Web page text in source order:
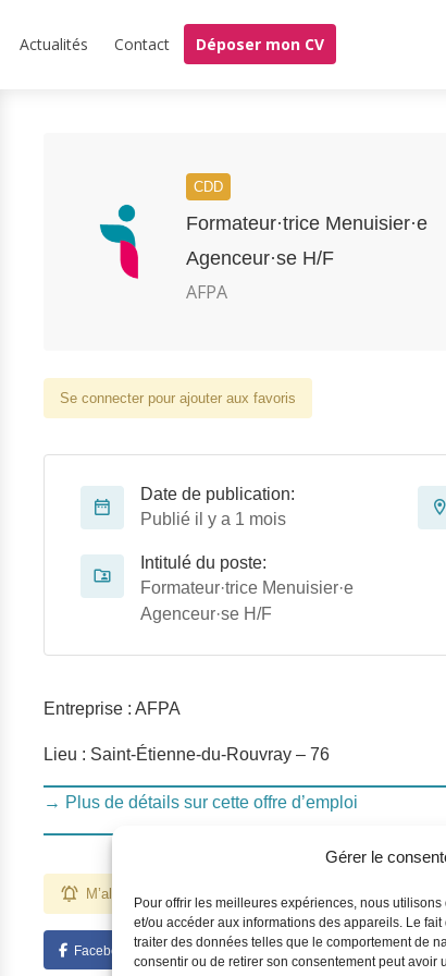
Gérer le
Pour offrir les meilleures expériences, nous
et/ou accéder aux informations des appareils. Le
traiter des données telles que le comportement de
consentir ou de retirer son consentement peut avoir
Actualités Contact Déposer mon CV
CDD
Formateur·trice Menuisier·e
Agenceur·se H/F
AFPA
Se connecter pour ajouter aux favoris
Date de publication:
Publié il y a 1 mois
Intitulé du poste:
Formateur·trice Menuisier·e
Agenceur·se H/F
Entreprise : AFPA
Lieu : Saint-Étienne-du-Rouvray – 76
→ Plus de détails sur cette offre d’emploi
M’alerter pour des emplois comme celui-ci
Facebook Twitter LinkedIn